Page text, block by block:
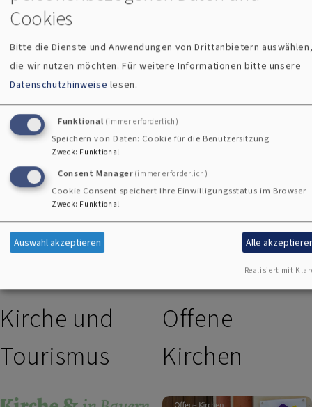
Tourismusseelsorge in der Kirchengemeinde
N.N.
Bei Fragen zu diesem Arbeitsbereich bitten wir
Sie, während der Vakanz, im Evang.- Luth.
Pfarramt Bad Kissingen unter 0971 - 2747 oder
pfarramt.badkissingen@elkb.de
Vielen Dank!
Kirche und
Tourismus
Offene
Kirchen
Cookies
Bitte die Dienste und Anwendungen von Drittanbietern
die wir nutzen möchten.Für weitere Informationen bitte unsere
Datenschutzhinweise lesen.
Funktional (immer erforderlich)
Speichern von Daten: Cookie für die Benutzersitzung
Zweck: Funktional
Consent Manager (immer erforderlich)
Cookie Consent speichert Ihre Einwilligungsstatus im Browser
Zweck: Funktional
Auswahl akzeptieren Alle
Realisiert mit